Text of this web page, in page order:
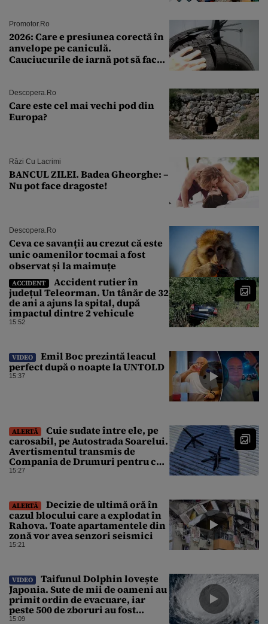
Promotor.ro
2026: Care e presiunea corectă în
anvelope pe caniculă.
Cauciucurile de iarnă pot să facă
Descopera.ro
Care este cel mai vechi pod din
Europa?
Râzi Cu Lacrimi
BANCUL ZILEI. Badea Gheorghe: –
Nu pot face dragoste!
Descopera.ro
Ceva ce savanții au crezut că este
unic oamenilor tocmai a fost
observat și la maimuțe
ACCIDENT
Accident rutier în
județul Teleorman. Un tânăr de 32
de ani a ajuns la spital, după
impactul dintre 2 vehicule
15:52
VIDEO
Emil Boc prezintă leacul
perfect după o noapte la UNTOLD
15:37
ALERTĂ
Cuie sudate între ele, pe
carosabil, pe Autostrada Soarelui.
Avertismentul transmis de
Compania de Drumuri pentru cei
care tranzitează A2
15:27
ALERTĂ
Decizie de ultimă oră în
cazul blocului care a explodat în
Rahova. Toate apartamentele din
zonă vor avea senzori seismici
15:21
VIDEO
Taifunul Dolphin lovește
Japonia. Sute de mii de oameni au
primit ordin de evacuare, iar
peste 500 de zboruri au fost
anulate
15:09